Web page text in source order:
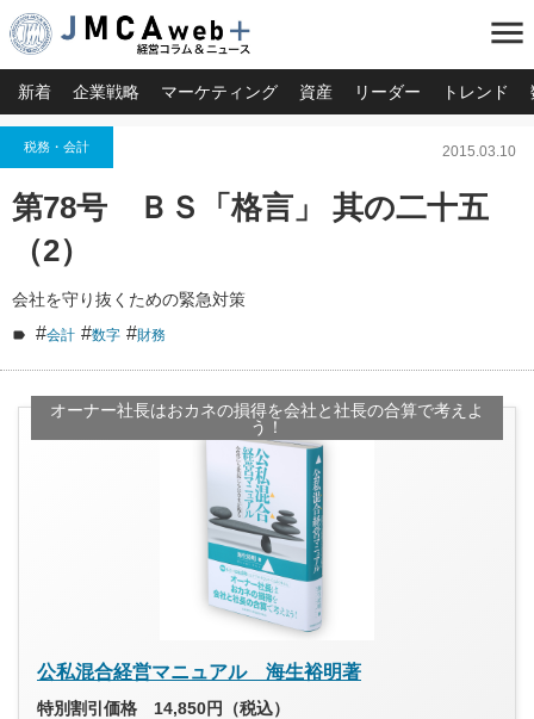
menu
新着 企業戦略 マーケティング 資産 リーダー トレンド
税務・会計 2015.03.10
第78号 ＢＳ「格言」 其の二十五
（2）
会社を守り抜くための緊急対策
#会計 #数字 #財務
オーナー社長はおカネの損得を会社と社長の合算で考えよ
う！
公私混合経営マニュアル 海生裕明著
特別割引価格 14,850円（税込）